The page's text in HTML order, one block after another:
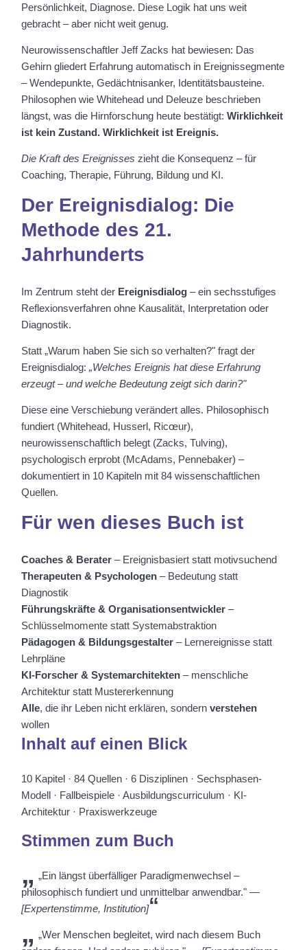
Persönlichkeit, Diagnose. Diese Logik hat uns weit
gebracht – aber nicht weit genug.
Neurowissenschaftler Jeff Zacks hat bewiesen: Das
Gehirn gliedert Erfahrung automatisch in Ereignissegmente
– Wendepunkte, Gedächtnisanker, Identitätsbausteine.
Philosophen wie Whitehead und Deleuze beschrieben
längst, was die Hirnforschung heute bestätigt: Wirklichkeit
ist kein Zustand. Wirklichkeit ist Ereignis.
Die Kraft des Ereignisses zieht die Konsequenz – für
Coaching, Therapie, Führung, Bildung und KI.
Der Ereignisdialog: Die
Methode des 21.
Jahrhunderts
Im Zentrum steht der Ereignisdialog– ein sechsstufiges
Reflexionsverfahren ohne Kausalität, Interpretation oder
Diagnostik.
Statt „Warum haben Sie sich so verhalten?" fragt der
Ereignisdialog: „Welches Ereignis hat diese Erfahrung
erzeugt – und welche Bedeutung zeigt sich darin?"
Diese eine Verschiebung verändert alles. Philosophisch
fundiert (Whitehead, Husserl, Ricœur),
neurowissenschaftlich belegt (Zacks, Tulving),
psychologisch erprobt (McAdams, Pennebaker) –
dokumentiert in 10 Kapiteln mit 84 wissenschaftlichen
Quellen.
Für wen dieses Buch ist
Coaches & Berater– Ereignisbasiert statt motivsuchend
Therapeuten & Psychologen– Bedeutung statt
Diagnostik
Führungskräfte & Organisationsentwickler–
Schlüsselmomente statt Systemabstraktion
Pädagogen & Bildungsgestalter– Lernereignisse statt
Lehrpläne
KI-Forscher & Systemarchitekten– menschliche
Architektur statt Mustererkennung
Alle, die ihr Leben nicht erklären, sondern verstehen
wollen
Inhalt auf einen Blick
10 Kapitel · 84 Quellen · 6 Disziplinen · Sechsphasen-
Modell · Fallbeispiele · Ausbildungscurriculum · KI-
Architektur · Praxiswerkzeuge
Stimmen zum Buch
„Ein längst überfälliger Paradigmenwechsel –
philosophisch fundiert und unmittelbar anwendbar." —
[Expertenstimme, Institution]
„Wer Menschen begleitet, wird nach diesem Buch